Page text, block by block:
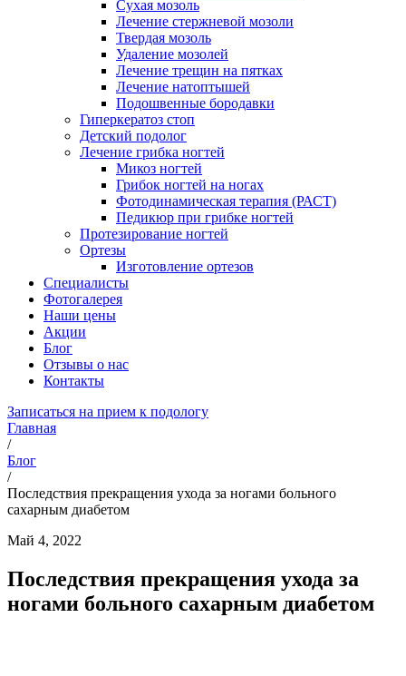
Сухая мозоль
Лечение стержневой мозоли
Твердая мозоль
Удаление мозолей
Лечение трещин на пятках
Лечение натоптышей
Подошвенные бородавки
Гиперкератоз стоп
Детский подолог
Лечение грибка ногтей
Микоз ногтей
Грибок ногтей на ногах
Фотодинамическая терапия (РАСТ)
Педикюр при грибке ногтей
Протезирование ногтей
Ортезы
Изготовление ортезов
Специалисты
Фотогалерея
Наши цены
Акции
Блог
Отзывы о нас
Контакты
Записаться на прием к подологу
Главная
/
Блог
/
Последствия прекращения ухода за ногами больного
сахарным диабетом
Май 4, 2022
Последствия прекращения ухода за
ногами больного сахарным диабетом